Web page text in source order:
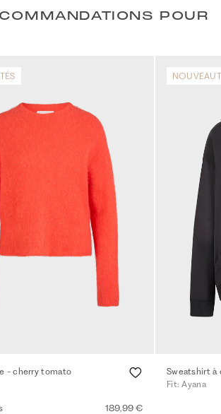
POUR
- cherry tomato
189,99 €
Sweatshirt à
Fit: Ayana